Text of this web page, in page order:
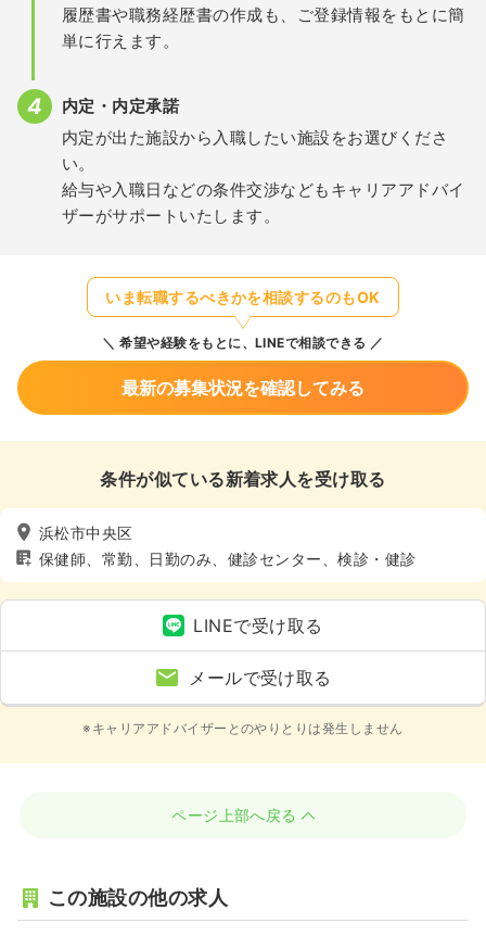
履歴書や職務経歴書の作成も、ご登録情報をもとに簡
単に行えます。
内定・内定承諾
内定が出た施設から入職したい施設をお選びくださ
い。
給与や入職日などの条件交渉などもキャリアアドバイ
ザーがサポートいたします。
いま転職するべきかを相談するのもOK
希望や経験をもとに、LINEで相談できる
最新の募集状況を確認してみる
条件が似ている新着求人を受け取る
浜松市中央区
保健師、常勤、日勤のみ、健診センター、検診・健診
LINEで受け取る
メールで受け取る
※キャリアアドバイザーとのやりとりは発生しません
ページ上部へ戻る
この施設の他の求人